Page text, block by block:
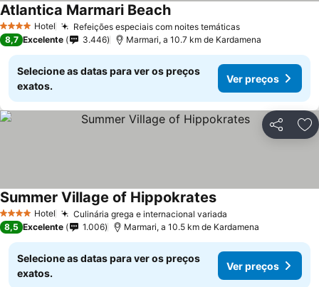
4 EstrelasHotel Refeições especiais com noites temáticas
Atlantica Marmari Beach
8,7 Excelente 3.446 Marmari, a 10.7 km de Kardamena
Selecione as datas para ver os preços
exatos.
Ver preços
Partilhar
4 EstrelasHotel Culinária grega e internacional variada
Summer Village of Hippokrates
8,5 Excelente 1.006 Marmari, a 10.5 km de Kardamena
Selecione as datas para ver os preços
exatos.
Ver preços